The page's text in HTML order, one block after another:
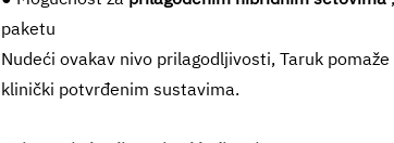
paketu
Nudeći ovakav nivo prilagodljivosti, Taruk
klinički potvrđenim sustavima.